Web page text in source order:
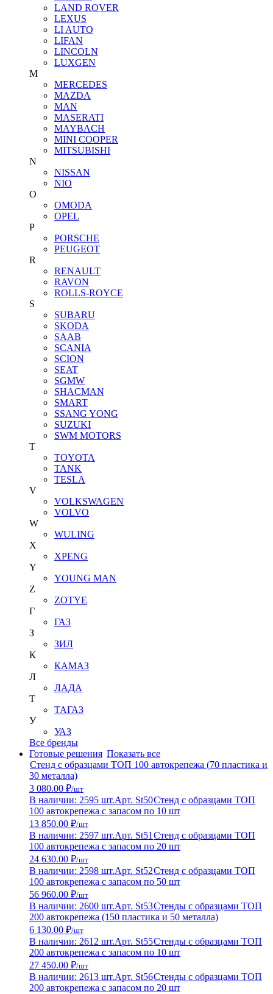
LAND ROVER
LEXUS
LI AUTO
LIFAN
LINCOLN
LUXGEN
M
MERCEDES
MAZDA
MAN
MASERATI
MAYBACH
MINI COOPER
MITSUBISHI
N
NISSAN
NIO
O
OMODA
OPEL
P
PORSCHE
PEUGEOT
R
RENAULT
RAVON
ROLLS-ROYCE
S
SUBARU
SKODA
SAAB
SCANIA
SCION
SEAT
SGMW
SHACMAN
SMART
SSANG YONG
SUZUKI
SWM MOTORS
T
TOYOTA
TANK
TESLA
V
VOLKSWAGEN
VOLVO
W
WULING
X
XPENG
Y
YOUNG MAN
Z
ZOTYE
Г
ГАЗ
З
ЗИЛ
К
КАМАЗ
Л
ЛАДА
Т
ТАГАЗ
У
УАЗ
Все бренды
Готовые решения Показать все
Стенд с образцами ТОП 100 автокрепежа (70 пластика и
30 металла)
3 080.00 ₽/шт
В наличии: 2595 шт.Арт. St50Стенд с образцами ТОП
100 автокрепежа с запасом по 10 шт
13 850.00 ₽/шт
В наличии: 2597 шт.Арт. St51 Стенд с образцами ТОП
100 автокрепежа с запасом по 20 шт
24 630.00 ₽/шт
В наличии: 2598 шт.Арт. St52Стенд с образцами ТОП
100 автокрепежа с запасом по 50 шт
56 960.00 ₽/шт
В наличии: 2600 шт.Арт. St53Стенды с образцами ТОП
200 автокрепежа (150 пластика и 50 металла)
6 130.00 ₽/шт
В наличии: 2612 шт.Арт. St55Стенды с образцами ТОП
200 автокрепежа с запасом по 10 шт
27 450.00 ₽/шт
В наличии: 2613 шт.Арт. St56Стенды с образцами ТОП
200 автокрепежа с запасом по 20 шт